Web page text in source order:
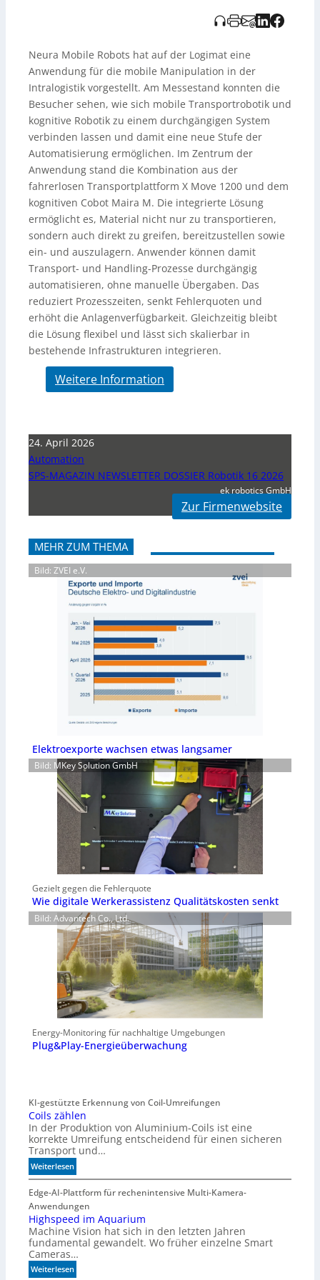
Anlagenverfügbarkeit erhöhen, bleibt dabei flexibel,
integrierbar. Die zugrunde liegende Audioaufnahme
Neura Mobile Robots hat auf der Logimat eine
Anwendung für die mobile Manipulation in der
Intralogistik vorgestellt. Am Messestand konnten die
Besucher sehen, wie sich mobile Transportrobotik und
kognitive Robotik zu einem durchgängigen System
verbinden lassen und damit eine neue Stufe der
Automatisierung ermöglichen. Im Zentrum der
Anwendung stand die Kombination aus der
fahrerlosen Transportplattform X Move 1200 und dem
kognitiven Cobot Maira M. Die integrierte Lösung
ermöglicht es, Material nicht nur zu transportieren,
sondern auch direkt zu greifen, bereitzustellen sowie
ein- und auszulagern. Anwender können damit
Transport- und Handling-Prozesse durchgängig
automatisieren, ohne manuelle Übergaben. Das
reduziert Prozesszeiten, senkt Fehlerquoten und
erhöht die Anlagenverfügbarkeit. Gleichzeitig bleibt
die Lösung flexibel und lässt sich skalierbar in
bestehende Infrastrukturen integrieren.
Weitere Information
24. April 2026
Automation
SPS-MAGAZIN NEWSLETTER DOSSIER Robotik 16 2026
ek robotics GmbH
Zur Firmenwebsite
MEHR ZUM THEMA
Bild: ZVEI e.V.
Elektroexporte wachsen etwas langsamer
Bild: MKey Solution GmbH
Gezielt gegen die Fehlerquote
Wie digitale Werkerassistenz Qualitätskosten senkt
Bild: Advantech Co., Ltd.
Energy-Monitoring für nachhaltige Umgebungen
Plug&Play-Energieüberwachung
KI-gestützte Erkennung von Coil-Umreifungen
Coils zählen
In der Produktion von Aluminium-Coils ist eine
korrekte Umreifung entscheidend für einen sicheren
Transport und…
Weiterlesen:
C
o
i
l
s
z
ä
h
Edge-AI-Plattform für rechenintensive Multi-Kamera-
Anwendungen
Highspeed im Aquarium
Machine Vision hat sich in den letzten Jahren
fundamental gewandelt. Wo früher einzelne Smart
Cameras…
Weiterlesen: